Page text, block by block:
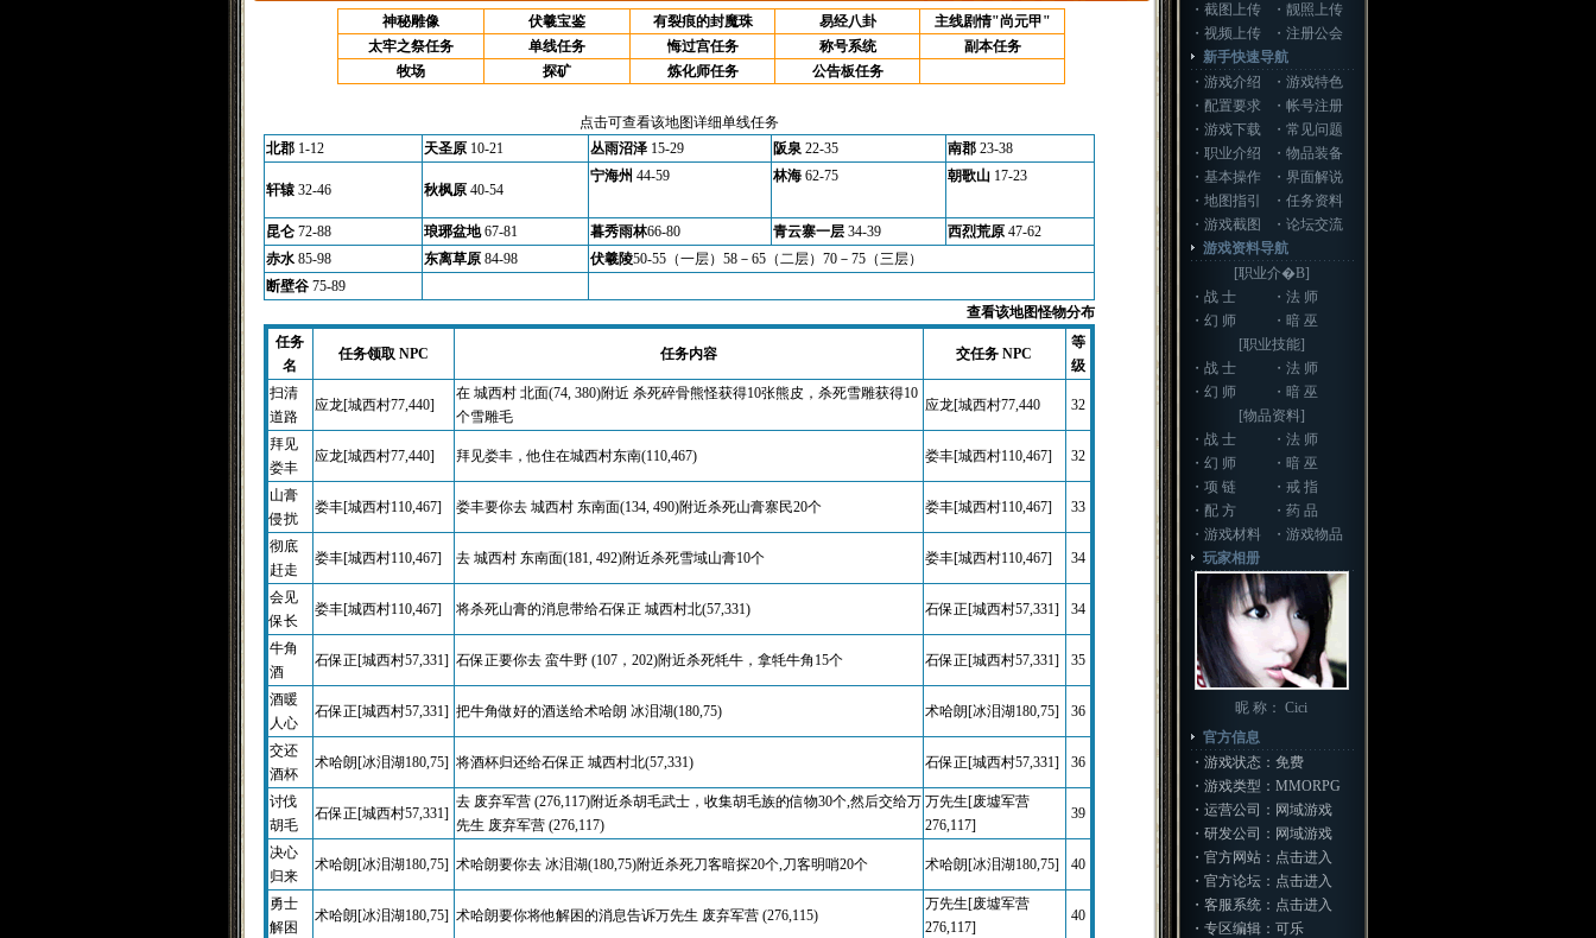
神秘雕像 伏羲宝鉴 有裂痕的封魔珠 易经八卦
主线剧情"尚元甲"
太牢之祭任务
单线任务 悔过宫任务 称号系统
副本任务
牧场
探矿 炼化师任务 公告板任务
点击可查看该地图详细单线任务
北郡1-12 天圣原10-21 丛雨沼泽15-29 阪泉22-35 南郡23-38
轩辕32-46 秋枫原40-54
宁海州 44-59 林海62-75 朝歌山17-23
昆仑72-88 琅琊盆地67-81 暮秀雨林66-80 青云寨一层 34-39 西烈荒原 47-62
赤水85-98 东离草原84-98 伏羲陵50-55（一层）58－65（二层）70－75（三层）
断壁谷75-89
查看该地图怪物分布
任务
名
任务领取 NPC 任务内容 交任务 NPC
等
级
扫清
道路
应龙[城西村77,440]
在 城西村 北面(74, 380)附近 杀死碎骨熊怪获得10张熊皮，杀死雪雕获得10
个雪雕毛
应龙[城西村77,440 32
拜见
娄丰
应龙[城西村77,440] 拜见娄丰，他住在城西村东南(110,467) 娄丰[城西村110,467] 32
山膏
侵扰
娄丰[城西村110,467] 娄丰要你去 城西村 东南面(134, 490)附近杀死山膏寨民20个 娄丰[城西村110,467] 33
彻底
赶走
娄丰[城西村110,467] 去 城西村 东南面(181, 492)附近杀死雪域山膏10个 娄丰[城西村110,467] 34
会见
保长
娄丰[城西村110,467] 将杀死山膏的消息带给石保正 城西村北(57,331) 石保正[城西村57,331] 34
牛角
酒
石保正[城西村57,331] 石保正要你去 蛮牛野 (107，202)附近杀死牦牛，拿牦牛角15个 石保正[城西村57,331] 35
酒暖
人心
石保正[城西村57,331] 把牛角做好的酒送给术哈朗 冰泪湖(180,75) 术哈朗[冰泪湖180,75] 36
交还
酒杯
术哈朗[冰泪湖180,75] 将酒杯归还给石保正 城西村北(57,331) 石保正[城西村57,331] 36
讨伐
胡毛
石保正[城西村57,331]
去 废弃军营 (276,117)附近杀胡毛武士，收集胡毛族的信物30个,然后交给万
先生 废弃军营 (276,117)
万先生[废墟军营
276,117]
39
决心
归来
术哈朗[冰泪湖180,75] 术哈朗要你去 冰泪湖(180,75)附近杀死刀客暗探20个,刀客明哨20个 术哈朗[冰泪湖180,75] 40
勇士
解困
术哈朗[冰泪湖180,75] 术哈朗要你将他解困的消息告诉万先生 废弃军营 (276,115)
万先生[废墟军营
276,117]
40
・ 截图上传 ・ 靓照上传
・ 视频上传 ・ 注册公会
新手快速导航
・ 游戏介绍 ・ 游戏特色
・ 配置要求 ・ 帐号注册
・ 游戏下载 ・ 常见问题
・ 职业介绍 ・ 物品装备
・ 基本操作 ・ 界面解说
・ 地图指引 ・ 任务资料
・ 游戏截图 ・ 论坛交流
游戏资料导航
[职业介�B]
・ 战 士 ・ 法 师
・ 幻 师 ・ 暗 巫
[职业技能]
・ 战 士 ・ 法 师
・ 幻 师 ・ 暗 巫
[物品资料]
・ 战 士 ・ 法 师
・ 幻 师 ・ 暗 巫
・ 项 链 ・ 戒 指
・ 配 方 ・ 药 品
・ 游戏材料 ・ 游戏物品
玩家相册
昵 称： Cici
官方信息
・游戏状态：免费
・游戏类型：MMORPG
・运营公司：网域游戏
・研发公司：网域游戏
・官方网站： 点击进入
・官方论坛： 点击进入
・客服系统： 点击进入
・专区编辑：可乐